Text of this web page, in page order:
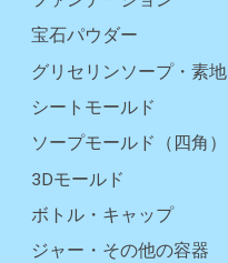
宝石パウダー
グリセリンソープ・素地
シートモールド
ソープモールド（四角）
3Dモールド
ボトル・キャップ
ジャー・その他の容器